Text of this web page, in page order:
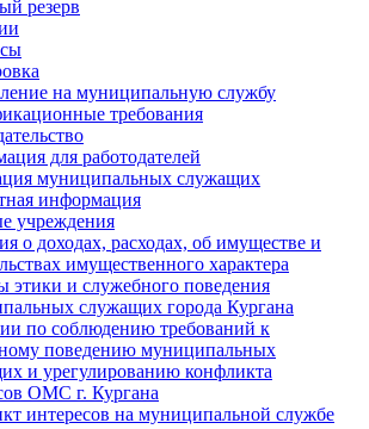
резерв
на муниципальную службу
требования
для работодателей
муниципальных служащих
информация
учреждения
о доходах, расходах, об имуществе и
имущественного характера
этики и служебного поведения
служащих города Кургана
по соблюдению требований к
поведению муниципальных
и урегулированию конфликта
ОМС г. Кургана
интересов на муниципальной службе